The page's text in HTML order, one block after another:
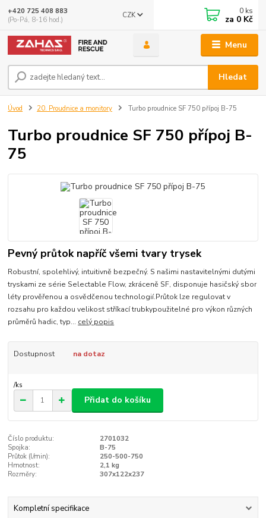
Menu
CZK
Hledat
+420 725 408 883
(Po-Pá, 8-16 hod.)
0 ks
za 0 Kč
Úvod 20. Proudnice a monitory Turbo proudnice SF 750 přípoj B-75
Turbo proudnice SF 750 přípoj B-
75
Pevný průtok napříč všemi tvary trysek
Robustní, spolehlivý, intuitivně bezpečný. S našimi nastavitelnými dutými
tryskami ze série Selectable Flow, zkráceně SF, disponuje hasičský sbor
léty prověřenou a osvědčenou technologií.Průtok lze regulovat v
rozsahu pro každou velikost stříkací trubkypoužitelné pro výkon různých
průměrů hadic, typ... celý popis
Dostupnost na dotaz
/ks
Přidat do košíku
Číslo produktu:
2701032
Spojka:
B-75
Průtok (l/min):
250-500-750
Hmotnost:
2,1 kg
Rozměry:
307x122x237
Kompletní specifikace